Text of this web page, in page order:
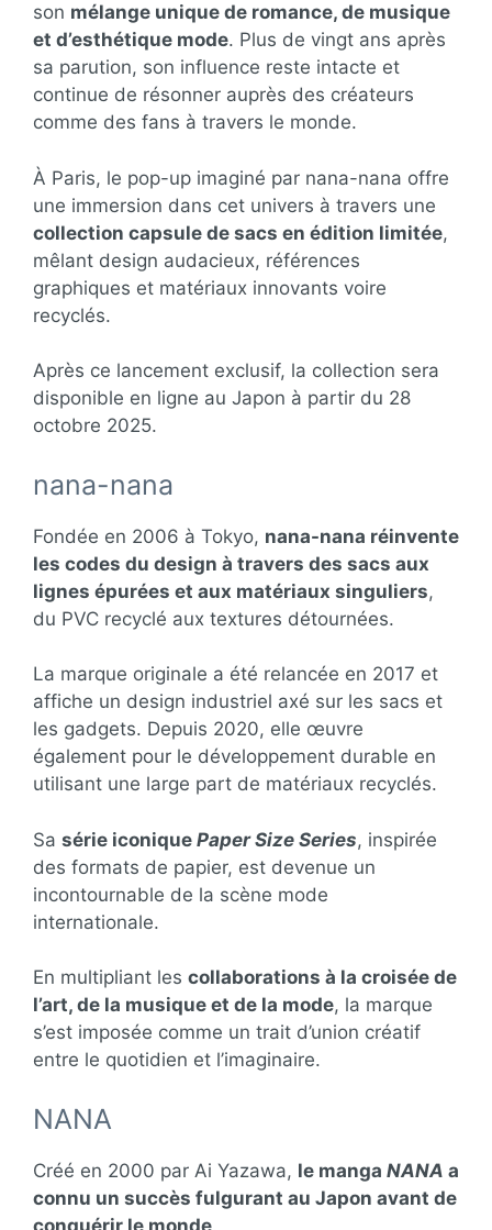
son mélange unique de romance, de musique
et d’esthétique mode. Plus de vingt ans après
sa parution, son influence reste intacte et
continue de résonner auprès des créateurs
comme des fans à travers le monde.
À Paris, le pop-up imaginé par nana-nana offre
une immersion dans cet univers à travers une
collection capsule de sacs en édition limitée,
mêlant design audacieux, références
graphiques et matériaux innovants voire
recyclés.
Après ce lancement exclusif, la collection sera
disponible en ligne au Japon à partir du 28
octobre 2025.
nana-nana
Fondée en 2006 à Tokyo, nana-nana réinvente
les codes du design à travers des sacs aux
lignes épurées et aux matériaux singuliers,
du PVC recyclé aux textures détournées.
La marque originale a été relancée en 2017 et
affiche un design industriel axé sur les sacs et
les gadgets. Depuis 2020, elle œuvre
également pour le développement durable en
utilisant une large part de matériaux recyclés.
Sa série iconique Paper Size Series, inspirée
des formats de papier, est devenue un
incontournable de la scène mode
internationale.
En multipliant les collaborations à la croisée de
l’art, de la musique et de la mode, la marque
s’est imposée comme un trait d’union créatif
entre le quotidien et l’imaginaire.
NANA
Créé en 2000 par Ai Yazawa, le manga NANA a
connu un succès fulgurant au Japon avant de
conquérir le monde